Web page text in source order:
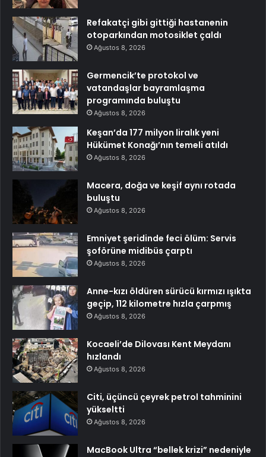
Refakatçi gibi gittiği hastanenin
otoparkından motosiklet çaldı
Ağustos 8, 2026
Germencik’te protokol ve
vatandaşlar bayramlaşma
programında buluştu
Ağustos 8, 2026
Keşan’da 177 milyon liralık yeni
Hükümet Konağı’nın temeli atıldı
Ağustos 8, 2026
Macera, doğa ve keşif aynı rotada
buluştu
Ağustos 8, 2026
Emniyet şeridinde feci ölüm: Servis
şoförüne midibüs çarptı
Ağustos 8, 2026
Anne-kızı öldüren sürücü kırmızı ışıkta
geçip, 112 kilometre hızla çarpmış
Ağustos 8, 2026
Kocaeli’de Dilovası Kent Meydanı
hızlandı
Ağustos 8, 2026
Citi, üçüncü çeyrek petrol tahminini
yükseltti
Ağustos 8, 2026
MacBook Ultra “bellek krizi” nedeniyle